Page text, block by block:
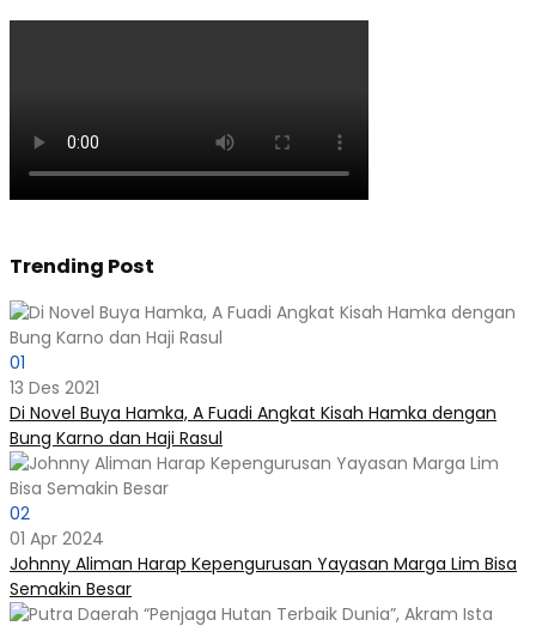
Trending Post
01
13 Des 2021
Di Novel Buya Hamka, A Fuadi Angkat Kisah Hamka dengan
Bung Karno dan Haji Rasul
02
01 Apr 2024
Johnny Aliman Harap Kepengurusan Yayasan Marga Lim Bisa
Semakin Besar